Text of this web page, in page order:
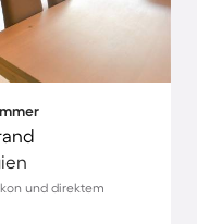
und direktem